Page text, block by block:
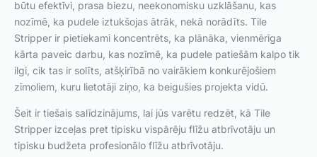
būtu efektīvi, prasa biezu, neekonomisku uzklāšanu, kas
nozīmē, ka pudele iztukšojas ātrāk, nekā norādīts. Tile
Stripper ir pietiekami koncentrēts, ka plānāka, vienmērīga
kārta paveic darbu, kas nozīmē, ka pudele patiešām kalpo tik
ilgi, cik tas ir solīts, atšķirībā no vairākiem konkurējošiem
zīmoliem, kuru lietotāji ziņo, ka beigušies projekta vidū.
Šeit ir tiešais salīdzinājums, lai jūs varētu redzēt, kā Tile
Stripper izceļas pret tipisku vispārēju flīžu atbrīvotāju un
tipisku budžeta profesionālo flīžu atbrīvotāju.